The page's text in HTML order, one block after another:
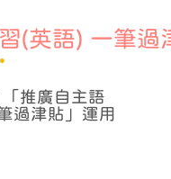
(英語) 一筆過
推廣自主語
過津貼」運用